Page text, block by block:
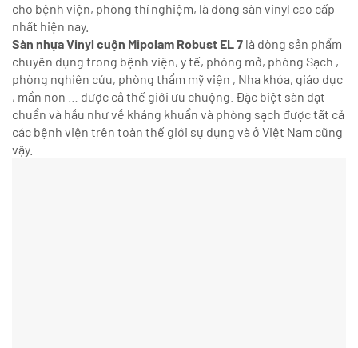
cho bệnh viện, phòng thí nghiệm, là dòng sàn vinyl cao cấp
nhất hiện nay.
Sàn nhựa Vinyl cuộn Mipolam Robust EL 7 là dòng sản phẩm
chuyên dụng trong bệnh viện, y tế, phòng mở, phòng Sạch ,
phòng nghiên cứu, phòng thẩm mỹ viện , Nha khóa, giáo dục
, mần non … được cả thế giới ưu chuộng. Đặc biệt sàn đạt
chuẩn và hầu như về kháng khuẩn và phòng sạch được tất cả
các bệnh viện trên toàn thế giới sự dụng và ở Việt Nam cũng
vậy.